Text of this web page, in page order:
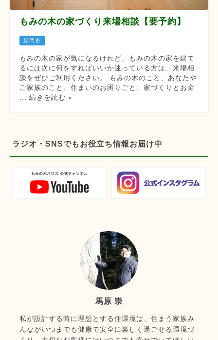
もみの木の家づくり来場相談【要予約】
延岡市
もみの木の家が気になるけれど、もみの木の家を建て
るには次に何をすればいいか迷っている方は、来場相
談をぜひご利用ください。 もみの木のこと、あなたや
ご家族のこと、住まいのお困りごと、家づくりとお金
... 続きを読む »
ラジオ・SNSでもお役立ち情報お届け中
馬原 崇
私が設計する時に理想とする住環境は、住まう家族み
んながいつまでも健康で安全に楽しく過ごせる環境づ